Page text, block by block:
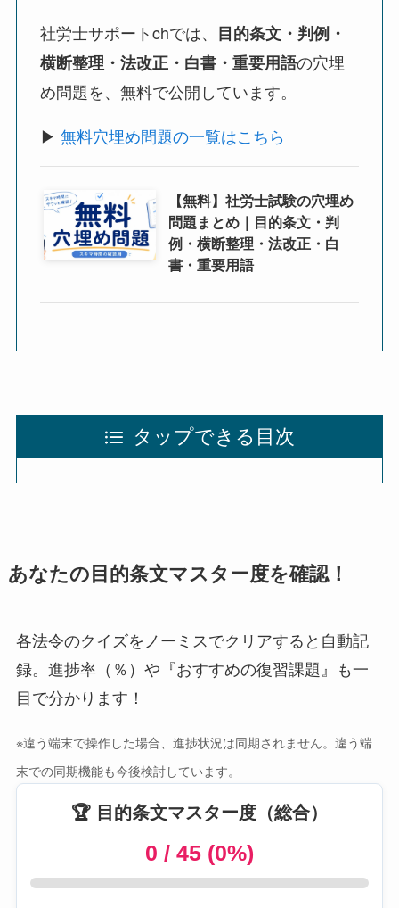
社労士サポートchでは、 目的条文・判例・
横断整理・法改正・白書・重要用語の穴埋
め問題を、無料で公開しています。
▶ 無料穴埋め問題の一覧はこちら
【無料】社労士試験の穴埋め
問題まとめ｜目的条文・判
例・横断整理・法改正・白
書・重要用語
タップできる目次
あなたの目的条文マスター度を確認！
各法令のクイズをノーミスでクリアすると自動記
録。進捗率（％）や『おすすめの復習課題』も一
目で分かります！
※違う端末で操作した場合、進捗状況は同期されません。違う端
末での同期機能も今後検討しています。
🏆 目的条文マスター度（総合）
0 / 45 (0%)